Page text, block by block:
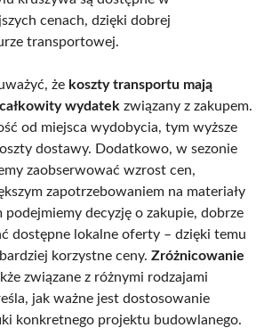
cenach, dzięki dobrej
transportowej.
że koszty transportu mają
wydatek związany z zakupem.
od miejsca wydobycia, tym wyższe
dostawy. Dodatkowo, w sezonie
zaobserwować wzrost cen,
zapotrzebowaniem na materiały
podejmiemy decyzję o zakupie, dobrze
dostępne lokalne oferty – dzięki temu
korzystne ceny. Zróżnicowanie
związane z różnymi rodzajami
jak ważne jest dostosowanie
konkretnego projektu budowlanego.